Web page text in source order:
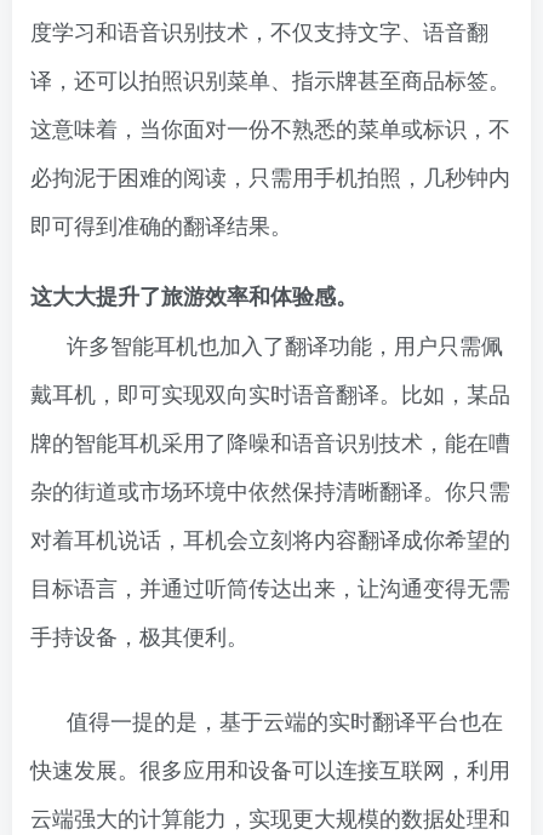
度学习和语音识别技术，不仅支持文字、语音翻
译，还可以拍照识别菜单、指示牌甚至商品标签。
这意味着，当你面对一份不熟悉的菜单或标识，不
必拘泥于困难的阅读，只需用手机拍照，几秒钟内
即可得到准确的翻译结果。
这大大提升了旅游效率和体验感。
许多智能耳机也加入了翻译功能，用户只需佩
戴耳机，即可实现双向实时语音翻译。比如，某品
牌的智能耳机采用了降噪和语音识别技术，能在嘈
杂的街道或市场环境中依然保持清晰翻译。你只需
对着耳机说话，耳机会立刻将内容翻译成你希望的
目标语言，并通过听筒传达出来，让沟通变得无需
手持设备，极其便利。
值得一提的是，基于云端的实时翻译平台也在
快速发展。很多应用和设备可以连接互联网，利用
云端强大的计算能力，实现更大规模的数据处理和